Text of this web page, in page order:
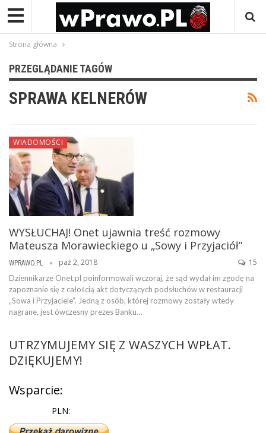
Strona główna
PRZEGLĄDANIE TAGÓW
SPRAWA KELNERÓW
WIADOMOŚCI
WYSŁUCHAJ! Onet ujawnia treść rozmowy
Mateusza Morawieckiego u „Sowy i Przyjaciół”
WPRAWO.PL paź 2, 2018 15
Dziennikarze Onet.pl poinformowali wczoraj, że sąd wydał im zgodę na
zapoznanie się z całością akt dotyczących podsłuchów w restauracji
„Sowa i Przyjaciele”. Jedną z osób, której rozmowy zostały wtedy
nagrane, jest ówczesny prezes Banku…
UTRZYMUJEMY SIĘ Z WASZYCH WPŁAT.
DZIĘKUJEMY!
Wsparcie:
PLN: